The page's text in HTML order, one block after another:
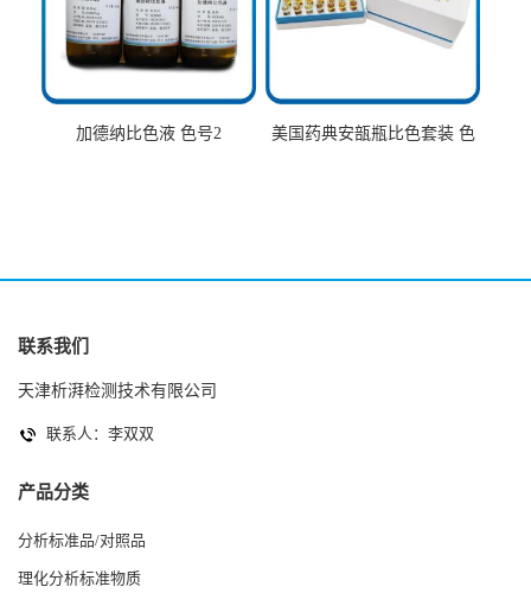
加德纳比色液 色号2
美国药典安瓿瓶比色套装 色
联系我们
天津析湃检测技术有限公司
联系人：李双双
产品分类
分析标准品/对照品
理化分析标准物质